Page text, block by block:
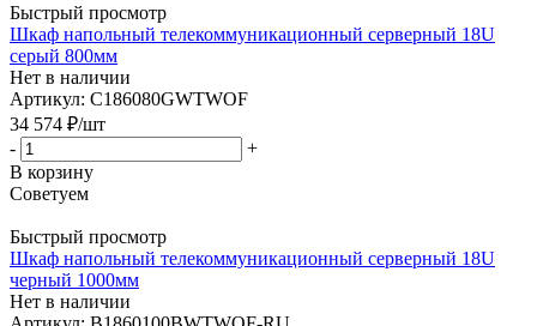
Быстрый просмотр
Шкаф напольный телекоммуникационный серверный 18U
серый 800мм
Нет в наличии
Артикул: C186080GWTWOF
34 574 ₽/шт
-
+
В корзину
Советуем
Быстрый просмотр
Шкаф напольный телекоммуникационный серверный 18U
черный 1000мм
Нет в наличии